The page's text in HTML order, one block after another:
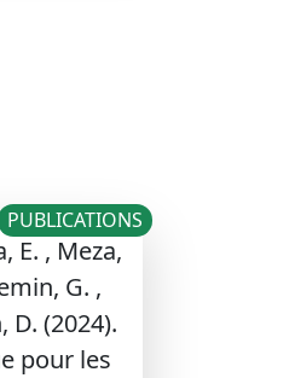
E. , Meza,
G. ,
D. (2024).
pour les
PUBLICATIONS